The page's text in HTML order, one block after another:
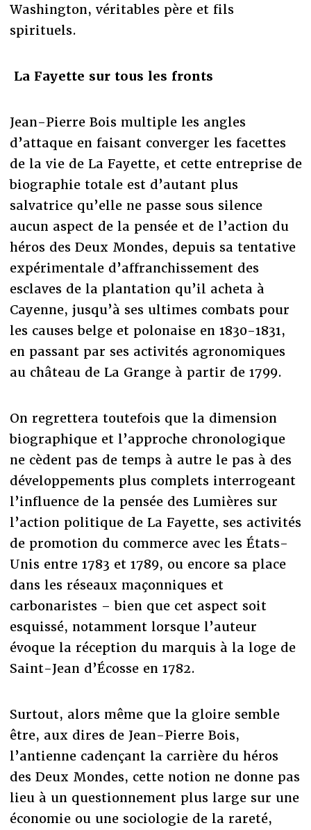
Washington, véritables père et fils
spirituels.
La Fayette sur tous les fronts
Jean-Pierre Bois multiple les angles
d’attaque en faisant converger les facettes
de la vie de La Fayette, et cette entreprise de
biographie totale est d’autant plus
salvatrice qu’elle ne passe sous silence
aucun aspect de la pensée et de l’action du
héros des Deux Mondes, depuis sa tentative
expérimentale d’affranchissement des
esclaves de la plantation qu’il acheta à
Cayenne, jusqu’à ses ultimes combats pour
les causes belge et polonaise en 1830-1831,
en passant par ses activités agronomiques
au château de La Grange à partir de 1799.
On regrettera toutefois que la dimension
biographique et l’approche chronologique
ne cèdent pas de temps à autre le pas à des
développements plus complets interrogeant
l’influence de la pensée des Lumières sur
l’action politique de La Fayette, ses activités
de promotion du commerce avec les États-
Unis entre 1783 et 1789, ou encore sa place
dans les réseaux maçonniques et
carbonaristes – bien que cet aspect soit
esquissé, notamment lorsque l’auteur
évoque la réception du marquis à la loge de
Saint-Jean d’Écosse en 1782.
Surtout, alors même que la gloire semble
être, aux dires de Jean-Pierre Bois,
l’antienne cadençant la carrière du héros
des Deux Mondes, cette notion ne donne pas
lieu à un questionnement plus large sur une
économie ou une sociologie de la rareté,